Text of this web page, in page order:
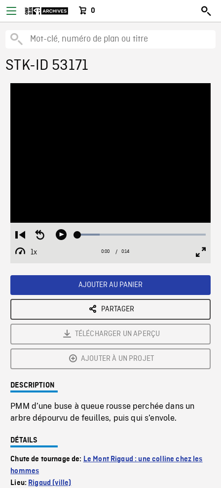
0
STK-ID 53171
Restart
from
beginning
Seek
Play Loaded:
1x
Playback
Current
0:00 / Duration
0:14
AJOUTER AU PANIER
PARTAGER
TÉLÉCHARGER UN APERÇU
AJOUTER À UN PROJET
DESCRIPTION
PMM d’une buse à queue rousse perchée dans un
arbre dépourvu de feuilles, puis qui s’envole.
DÉTAILS
Chute de tournage de: Le Mont Rigaud : une colline chez les
hommes
Lieu: Rigaud (ville)